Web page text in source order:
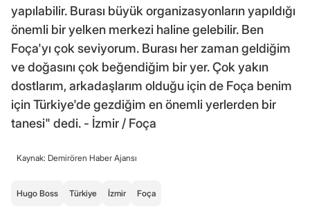
yapılabilir. Burası büyük organizasyonların yapıldığı
önemli bir yelken merkezi haline gelebilir. Ben
Foça'yı çok seviyorum. Burası her zaman geldiğim
ve doğasını çok beğendiğim bir yer. Çok yakın
dostlarım, arkadaşlarım olduğu için de Foça benim
için Türkiye'de gezdiğim en önemli yerlerden bir
tanesi" dedi. - İzmir / Foça
Kaynak: Demirören Haber Ajansı
Hugo Boss Türkiye İzmir Foça